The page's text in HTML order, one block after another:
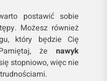
postawić sobie
Możesz również
który będzie Cię
żenawyk
stopniowo, więc nie